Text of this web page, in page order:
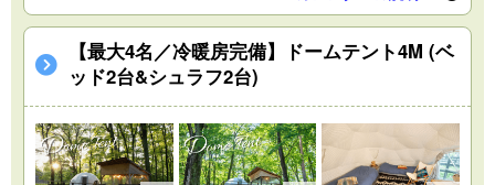
【最大4名／冷暖房完備】ドームテント4M (ベ
ッド2台&シュラフ2台)